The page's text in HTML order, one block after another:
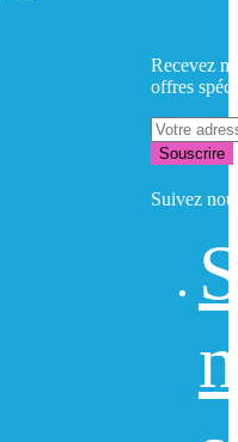
Recevez
offres
Souscrire
Suivez